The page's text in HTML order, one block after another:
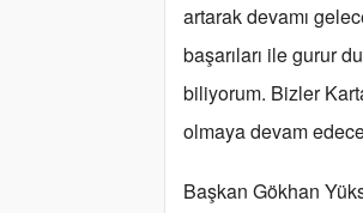
artarak devamı
başarıları ile gurur
biliyorum. Bizler
olmaya devam
Başkan Gökhan